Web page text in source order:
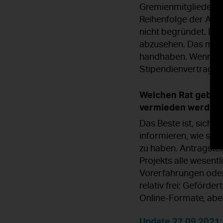
Gremienmitglieder
Reihenfolge der
nicht begründet.
abzusehen. Das
handhaben. Wenn
Stipendienvertrag
Welchen Rat
vermieden werden?
Das Beste ist, sich
informieren, wie sie
zu haben.
Projekts alle
Vorerfahrungen
relativ frei:
Online-Formate,